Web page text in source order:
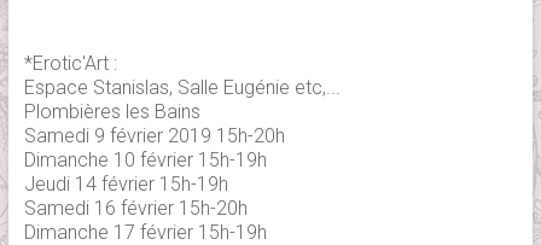
*Erotic'Art :
Espace Stanislas, Salle Eugénie etc,...
Plombières les Bains
Samedi 9 février 2019 15h-20h
Dimanche 10 février 15h-19h
Jeudi 14 février 15h-19h
Samedi 16 février 15h-20h
Dimanche 17 février 15h-19h